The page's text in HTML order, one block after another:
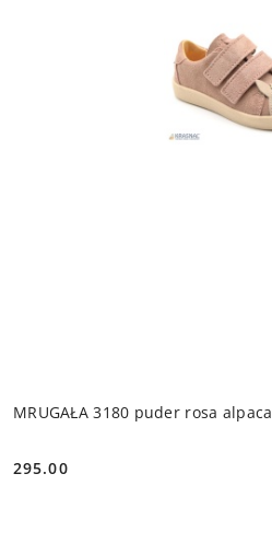
MRUGAŁA 3180 puder rosa alpaca
Cena:
295.00